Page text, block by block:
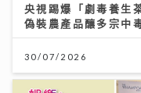
央視踢爆「劇毒養生
偽裝農產品釀多宗中
30/07/2026